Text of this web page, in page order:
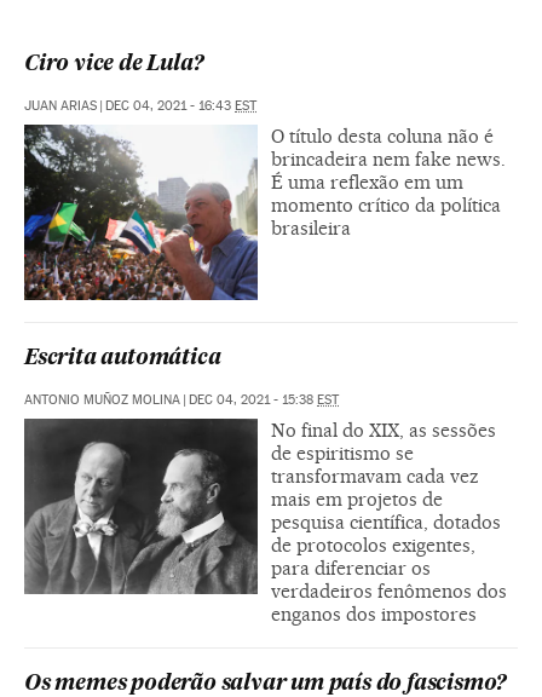
Ciro vice de Lula?
JUAN ARIAS DEC 04, 2021 - 16:43 EST
O título desta coluna não é
brincadeira nem fake news.
É uma reflexão em um
momento crítico da política
brasileira
Escrita automática
ANTONIO MUÑOZ MOLINA DEC 04, 2021 - 15:38 EST
No final do XIX, as sessões
de espiritismo se
transformavam cada vez
mais em projetos de
pesquisa científica, dotados
de protocolos exigentes,
para diferenciar os
verdadeiros fenômenos dos
enganos dos impostores
Os memes poderão salvar um país do fascismo?